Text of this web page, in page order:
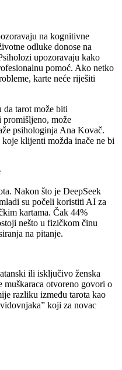
na kognitivne
odluke donose na
upozoravaju kako
pomoć. Ako netko
karte neće riješiti
tarot može biti
promišljeno, može
psihologinja Ana Kovač.
klijenti možda inače ne bi
Nakon što je DeepSeek
su počeli koristiti AI za
kartama. Čak 44%
nešto u fizičkom činu
na pitanje.
ili isključivo ženska
muškaraca otvoreno govori o
razliku između tarota kao
koji za novac